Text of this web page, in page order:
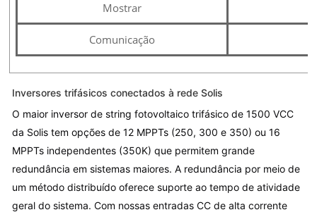
Mostrar
Comunicação
Inversores trifásicos conectados à rede Solis
O maior inversor de string fotovoltaico trifásico de 1500 VCC
da Solis tem opções de 12 MPPTs (250, 300 e 350) ou 16
MPPTs independentes (350K) que permitem grande
redundância em sistemas maiores. A redundância por meio de
um método distribuído oferece suporte ao tempo de atividade
geral do sistema. Com nossas entradas CC de alta corrente